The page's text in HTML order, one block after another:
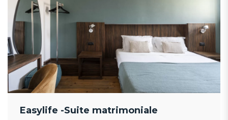
Easylife -Suite matrimoniale